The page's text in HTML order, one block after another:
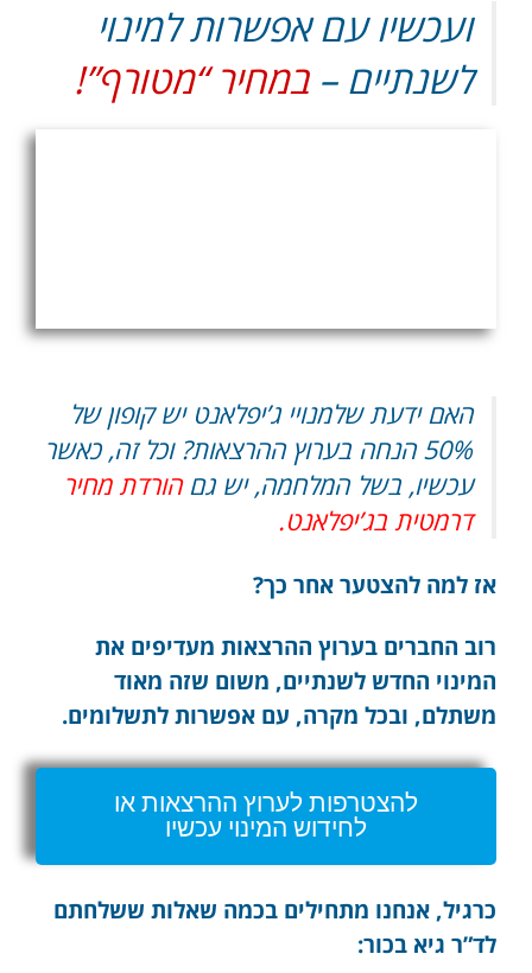
ועכשיו עם אפשרות למינוי
לשנתיים –במחיר “מטורף”!
האם ידעת שלמנויי ג’יפלאנט יש קופון של
50% הנחה בערוץ ההרצאות? וכל זה, כאשר
עכשיו, בשל המלחמה, יש גםהורדת מחיר
דרמטית בג’יפלאנט.
אז למה להצטער אחר כך?
רוב החברים בערוץ ההרצאות מעדיפים את
המינוי החדש לשנתיים, משום שזה מאוד
משתלם, ובכל מקרה, עם אפשרות לתשלומים.
להצטרפות לערוץ ההרצאות או
לחידוש המינוי עכשיו
כרגיל, אנחנו מתחילים בכמה שאלות ששלחתם
לד”ר גיא בכור: